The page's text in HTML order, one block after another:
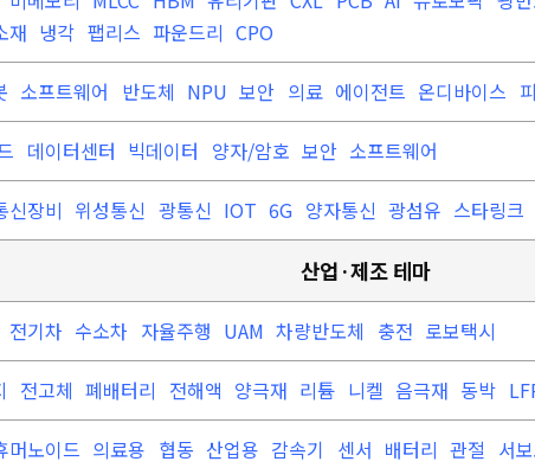
재 냉각 팹리스 파운드리 CPO
소프트웨어 반도체 NPU 보안 의료 에이전트 온디바이스
데이터센터 빅데이터 양자/암호 보안 소프트웨어
신장비 위성통신 광통신 IOT 6G 양자통신 광섬유 스타링크
산업·제조 테마
전기차 수소차 자율주행 UAM 차량반도체 충전 로보택시
전고체 폐배터리 전해액 양극재 리튬 니켈 음극재 동박
머노이드 의료용 협동 산업용 감속기 센서 배터리 관절 서